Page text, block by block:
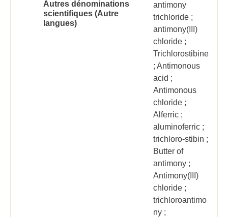
Autres dénominations
scientifiques (Autre
langues)
antimony
trichloride ;
antimony(III)
chloride ;
Trichlorostibine
; Antimonous
acid ;
Antimonous
chloride ;
Alferric ;
aluminoferric ;
trichloro-stibin ;
Butter of
antimony ;
Antimony(III)
chloride ;
trichloroantimo
ny ;